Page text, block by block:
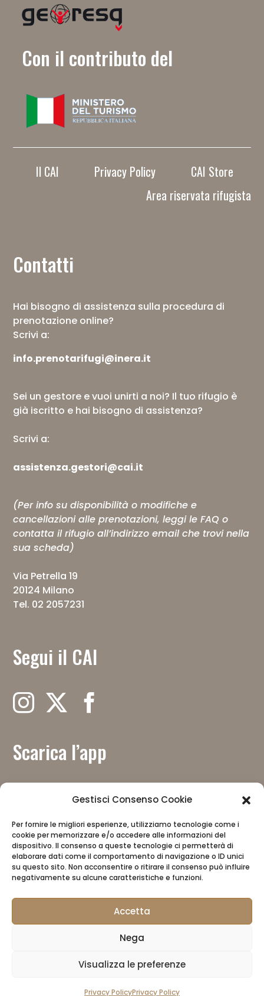
Gestisci Consenso Cookie
Per fornire le migliori esperienze, utilizziamo tecnologie come i
cookie per memorizzare e/o accedere alle informazioni del
dispositivo. Il consenso a queste tecnologie ci permetterà di
elaborare dati come il comportamento di navigazione o ID unici
su questo sito. Non acconsentire o ritirare il consenso può influire
negativamente su alcune caratteristiche e funzioni.
Accetta
Nega
Visualizza le preferenze
Privacy PolicyPrivacy Policy
Con il contributo del
Il CAI Privacy Policy
CAI Store
Area riservata rifugista
Contatti
Hai bisogno di assistenza sulla procedura di
prenotazione online?
Scrivi a:
info.prenotarifugi@inera.it
Sei un gestore e vuoi unirti a noi? Il tuo rifugio è
già iscritto e hai bisogno di assistenza?
Scrivi a:
assistenza.gestori@cai.it
(Per info su disponibilità o modifiche e
cancellazioni alle prenotazioni, leggi leFAQ o
contatta il rifugio all’indirizzo email che trovi nella
sua scheda)
Via Petrella 19
20124 Milano
Tel. 02 2057231
Segui il CAI
Scarica l’app
Con il contributo del
Privacy Policy
Area riservata rifugista